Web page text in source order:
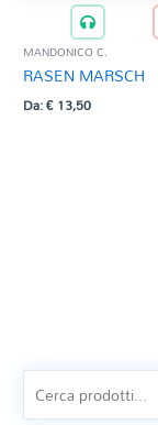
MANDONICO C.
RASEN MARSCH
Da:€13,50